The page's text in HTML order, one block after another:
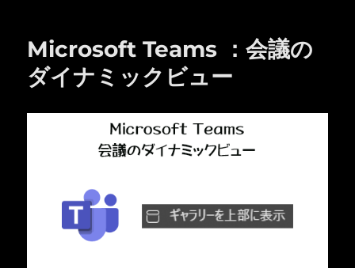
Microsoft Teams ：会議の
ダイナミックビュー